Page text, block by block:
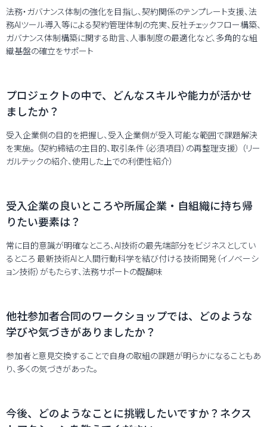
法務・ガバナンス体制の強化を目指し、契約関係のテンプレート支援、法
務AIツール導入等による契約管理体制の充実、反社チェックフロー構築、
ガバナンス体制構築に関する助言、人事制度の最適化など、多角的な組
織基盤の確立をサポート
プロジェクトの中で、どんなスキルや能力が活かせ
ましたか？
受入企業側の目的を把握し、受入企業側が受入可能な範囲で課題解決
を実施。 （契約締結の主目的、取引条件（必須項目）の再整理支援） （リー
ガルテックの紹介、使用した上での利便性紹介）
受入企業の良いところや所属企業・自組織に持ち帰
りたい要素は？
常に目的意識が明確なところ、AI技術の最先端部分をビジネスとしてい
るところ 最新技術AIと人間行動科学を結び付ける技術開発（イノベーシ
ョン技術）がもたらす、法務サポートの醍醐味
他社参加者合同のワークショップでは、どのような
学びや気づきがありましたか？
参加者と意見交換することで自身の取組の課題が明らかになることもあ
り、多くの気づきがあった。
今後、どのようなことに挑戦したいですか？ネクス